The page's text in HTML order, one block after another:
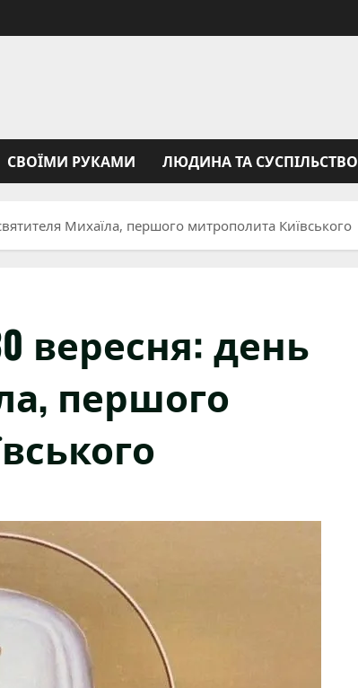
СВОЇМИ РУКАМИ ЛЮДИНА ТА СУСПІЛЬСТВО
Михаїла, першого митрополита Київського
вересня: день
першого